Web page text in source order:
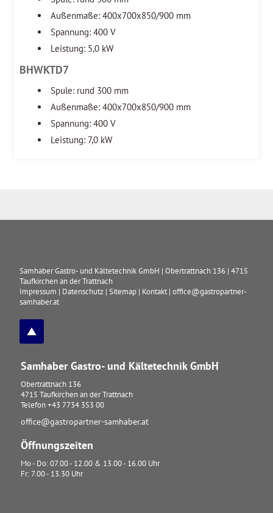
Außenmaße: 400x700x850/900 mm
Spannung: 400 V
Leistung: 5,0 kW
BHWKTD7
Spule: rund 300 mm
Außenmaße: 400x700x850/900 mm
Spannung: 400 V
Leistung: 7,0 kW
Samhaber Gastro- und Kältetechnik GmbH |Obertrattnach 136 |4715
Taufkirchen an der Trattnach
Impressum | Datenschutz |Sitemap | Kontakt |office@gastropartner-
samhaber.at
Samhaber Gastro- und Kältetechnik GmbH
Obertrattnach 136
4715 Taufkirchen an der Trattnach
Telefon +43 7734 353 00
office@gastropartner-samhaber.at
Öffnungszeiten
Mo - Do: 07.00 - 12.00 & 13.00 - 16.00 Uhr
Fr: 7.00 - 13.30 Uhr